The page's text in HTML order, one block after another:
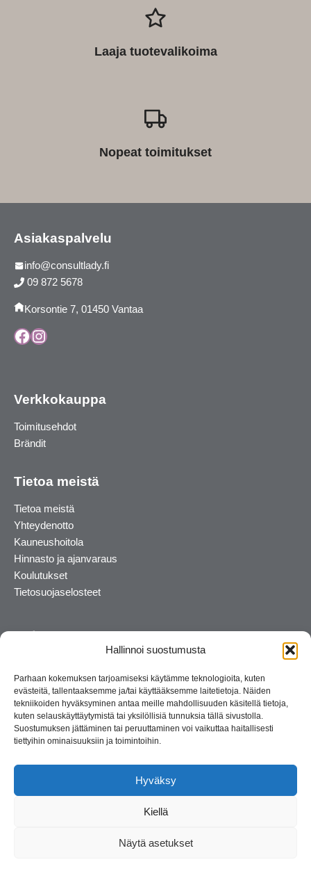
Hallinnoi suostumusta
Parhaan kokemuksen tarjoamiseksi käytämme teknologioita, kuten
evästeitä, tallentaaksemme ja/tai käyttääksemme laitetietoja. Näiden
tekniikoiden hyväksyminen antaa meille mahdollisuuden käsitellä tietoja,
kuten selauskäyttäytymistä tai yksilöllisiä tunnuksia tällä sivustolla.
Suostumuksen jättäminen tai peruuttaminen voi vaikuttaa haitallisesti
tiettyihin ominaisuuksiin ja toimintoihin.
Hyväksy
Kiellä
Näytä asetukset
Laaja tuotevalikoima
Nopeat toimitukset
Asiakaspalvelu
info@consultlady.fi
09 872 5678
Korsontie 7, 01450 Vantaa
Facebook
Instagram
Verkkokauppa
Toimitusehdot
Brändit
Tietoa meistä
Tietoa meistä
Yhteydenotto
Kauneushoitola
Hinnasto ja ajanvaraus
Koulutukset
Tietosuojaselosteet
perheyritys yli 35 vuotta.
© 2026 Consult Lady